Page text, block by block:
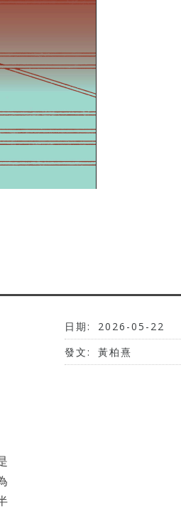
日期:
2026-05-22
發文:
黃柏熹